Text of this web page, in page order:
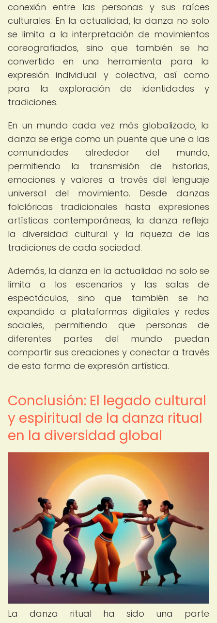
conexión entre las personas y sus raíces
culturales. En la actualidad, la danza no solo
se limita a la interpretación de movimientos
coreografiados, sino que también se ha
convertido en una herramienta para la
expresión individual y colectiva, así como
para la exploración de identidades y
tradiciones.
En un mundo cada vez más globalizado, la
danza se erige como un puente que une a las
comunidades alrededor del mundo,
permitiendo la transmisión de historias,
emociones y valores a través del lenguaje
universal del movimiento. Desde danzas
folclóricas tradicionales hasta expresiones
artísticas contemporáneas, la danza refleja
la diversidad cultural y la riqueza de las
tradiciones de cada sociedad.
Además, la danza en la actualidad no solo se
limita a los escenarios y las salas de
espectáculos, sino que también se ha
expandido a plataformas digitales y redes
sociales, permitiendo que personas de
diferentes partes del mundo puedan
compartir sus creaciones y conectar a través
de esta forma de expresión artística.
Conclusión: El legado cultural
y espiritual de la danza ritual
en la diversidad global
La danza ritual ha sido una parte